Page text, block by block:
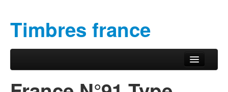
Timbres france
Menu principal